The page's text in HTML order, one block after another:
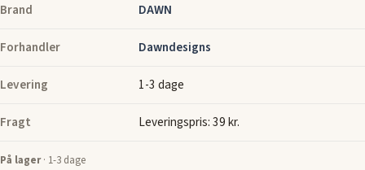
Brand DAWN
Forhandler Dawndesigns
Levering 1-3 dage
Fragt Leveringspris: 39 kr.
På lager· 1-3 dage